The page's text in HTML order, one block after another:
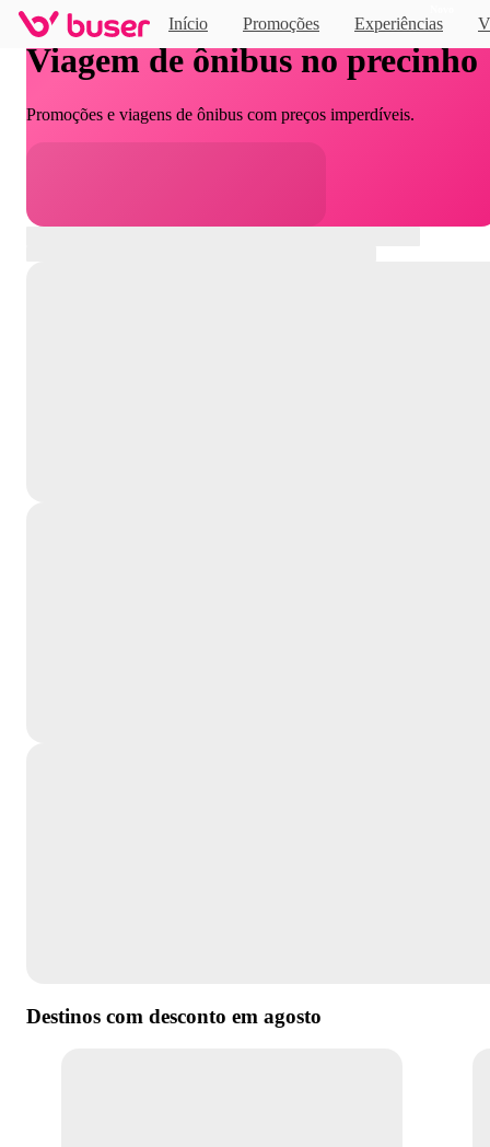
Início Promoções Experiências
Viagem de ônibus no precinho
Promoções e viagens de ônibus com preços imperdíveis.
Destinos com desconto em agosto